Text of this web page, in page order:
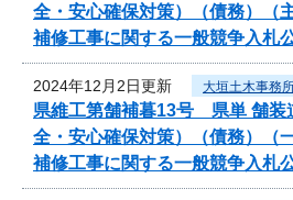
全・安心確保対策）（債務）
補修工事に関する一般競争入札
2024年12月2日更新 大垣土木事務
県維工第舗補暮13号 県単 舗装
全・安心確保対策）（債務）
補修工事に関する一般競争入札